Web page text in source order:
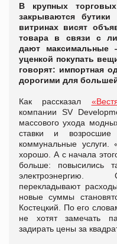
В крупных
закрываются
витринах висят
товара в связи с
дают
уценкой покупать
говорят: импортная
дорогими для
Как рассказал
компании SV
массового ухода
ставки и
коммунальные
хорошо. А с начала
больше: повысились
электроэнергию.
перекладывают
новые суммы
Костецкий. По его
не хотят замечать
задирать цены за